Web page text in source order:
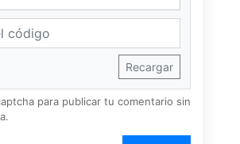
Recargar
para publicar tu comentario sin